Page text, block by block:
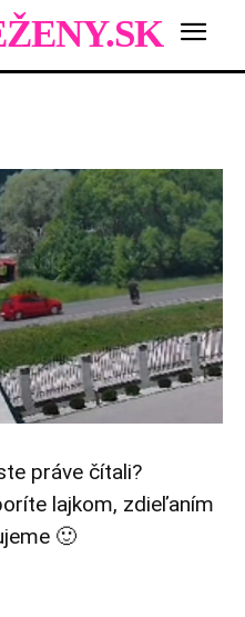
práve čítali?
lajkom, zdieľaním
🙂